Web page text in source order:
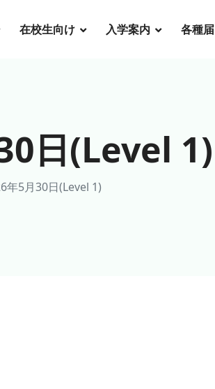
在校生向け 入学案内 各種届
日(Level 1)
年5月30日(Level 1)